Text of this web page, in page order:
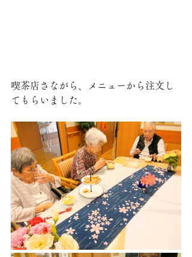
喫茶店さながら、メニューから注文し
てもらいました。